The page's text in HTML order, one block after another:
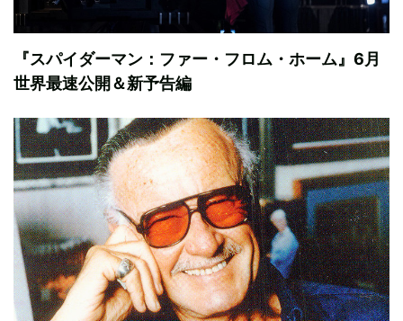
『スパイダーマン：ファー・フロム・ホーム』6月
世界最速公開＆新予告編